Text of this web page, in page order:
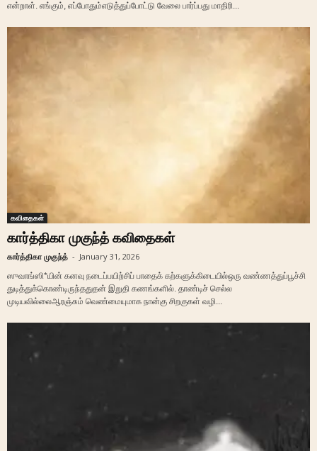
என்றாள். எங்கும், எப்போதும்எடுத்துப்போட்டு வேலை பார்ப்பது மாதிரி...
கவிதைகள்
கார்த்திகா முகுந்த் கவிதைகள்
கார்த்திகா முகுந்த் - January 31, 2026
ஸுவாங்ஸி*யின் கனவு நடைப்பயிற்சிப் பாதைக் கற்களுக்கிடையில்ஒரு வண்ணத்துப்பூச்சி
துடித்துக்கொண்டிருந்ததுதன் இறுதி கணங்களில். தாண்டிச் செல்ல
முடியவில்லைஆரஞ்சும் வெண்மையுமாக நான்கு சிறகுகள் வழி...